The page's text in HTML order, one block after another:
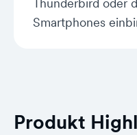
Smartphones
Produkt